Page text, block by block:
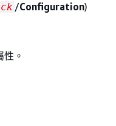
/Configuration)
。